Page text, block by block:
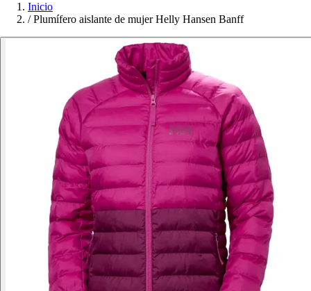
Inicio
/ Plumífero aislante de mujer Helly Hansen Banff